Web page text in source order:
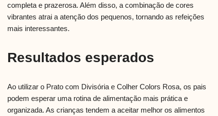
completa e prazerosa. Além disso, a combinação de cores
vibrantes atrai a atenção dos pequenos, tornando as refeições
mais interessantes.
Resultados esperados
Ao utilizar o Prato com Divisória e Colher Colors Rosa, os pais
podem esperar uma rotina de alimentação mais prática e
organizada. As crianças tendem a aceitar melhor os alimentos